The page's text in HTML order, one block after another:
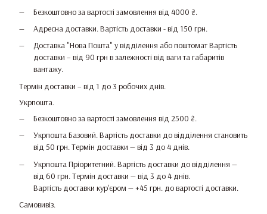
Безкоштовно за вартості замовлення від 4000 ₴.
Адресна доставки. Вартість доставки - від 150 грн.
Доставка "Нова Пошта" у відділення або поштомат Вартість
доставки – від 90 грн в залежності від ваги та габаритів
вантажу.
Термін доставки – від 1 до 3 робочих днів.
Укрпошта.
Безкоштовно за вартості замовлення від 2500 ₴.
Укрпошта Базовий. Вартість доставки до відділення становить
від 50 грн. Термін доставки — від 3 до 4 днів.
Укрпошта Пріоритетний. Вартість доставки до відділення —
від 60 грн. Термін доставки — від 3 до 4 днів.
Вартість доставки кур'єром — +45 грн. до вартості доставки.
Самовивіз.